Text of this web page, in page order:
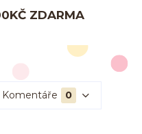
ZDARMA
Komentáře 0